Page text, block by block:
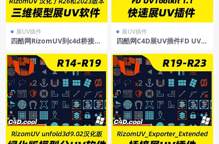
展UV插件
四酷网RizomUV到c4d桥接展
Extended支持R25/R26/2023
（汉化了26和2023版）
展UV插件
四酷网C4D展UV插件FD UVT
持R19-R21